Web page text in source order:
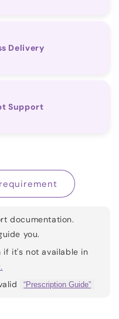
Delivery
Support
documentation.
you.
if it's not available in
“Prescription Guide”